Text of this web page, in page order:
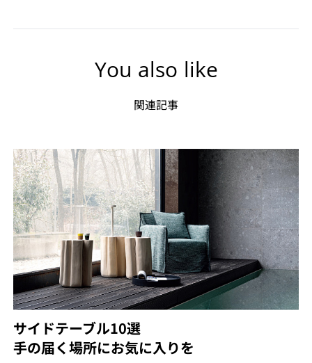
You also like
関連記事
サイドテーブル10選
手の届く場所にお気に入りを